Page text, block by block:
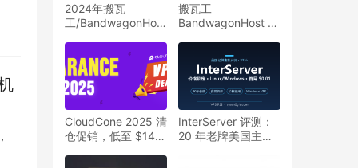
2024年搬瓦
工/BandwagonHost
搬瓦工
BandwagonHost 评
建站与跨境实测思路
全解
CloudCone 2025 清
仓促销，低至 $14/
InterServer 评测：
20 年老牌美国主